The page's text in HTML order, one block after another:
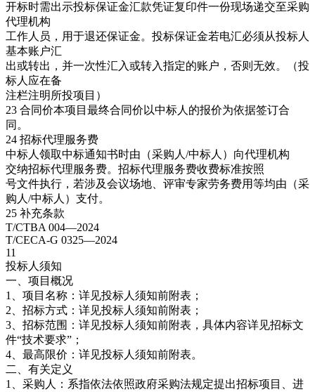
开标时需出示投标保证金汇款凭证复印件一份现场递交至采购
代理机构
工作人员，用于退还保证金。投标保证金若电汇必须从投标人
基本账户汇
出或转出，并一次性汇入或转入指定的账户，否则无效。（投
标人应在备
注栏注明所投项目）
23 合同价本项目最终合同价以中标人的报价为依据签订合
同。
24 招标代理服务费
中标人领取中标通知书时由（采购人/中标人）向代理机构
交纳招标代理服务费。招标代理服务费收费标准按照
号文件执行，若涉及会议场地、评审专家劳务费用等均由（采
购人/中标人）支付。
25 补充条款
T/CTBA 004—2024
T/CECA-G 0325—2024
11
投标人须知
一、项目概况
1、项目名称：详见投标人须知前附表；
2、招标方式：详见投标人须知前附表；
3、招标范围：详见投标人须知前附表，具体内容详见招标文
件“技术要求”；
4、最高限价：详见投标人须知前附表。
二、有关定义
1、采购人：系指依法依照政府采购法规定提出招标项目、进